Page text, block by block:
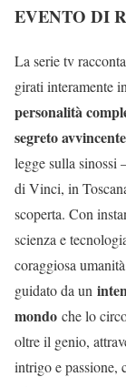
EVENTO DI
La serie tv
girati interamente
personalità
segreto avvincente
legge sulla sinossi
di Vinci, in
scoperta. Con
scienza e
coraggiosa
guidato da un
mondo che lo
oltre il genio,
intrigo e passione,